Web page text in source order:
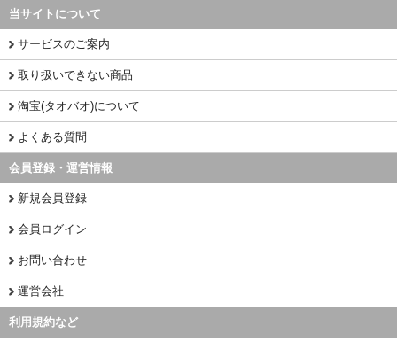
当サイトについて
サービスのご案内
取り扱いできない商品
淘宝(タオバオ)について
よくある質問
会員登録・運営情報
新規会員登録
会員ログイン
お問い合わせ
運営会社
利用規約など